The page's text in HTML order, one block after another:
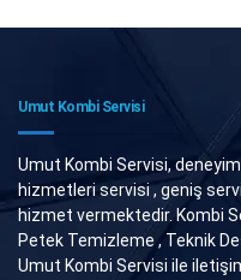
Umut Kombi Servisi
Umut Kombi Servisi,
hizmetleri servisi , geniş
hizmet vermektedir. Kombi
Petek Temizleme , Teknik
Umut Kombi Servisi ile